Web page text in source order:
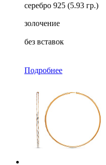
серебро 925 (5.93 гр.)
золочение
без вставок
Подробнее